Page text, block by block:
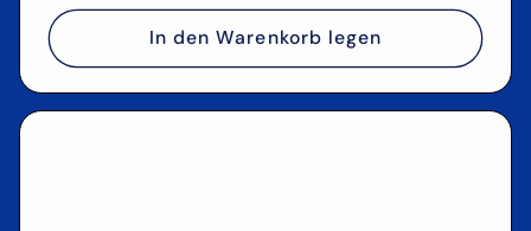
Preis
In den Warenkorb legen